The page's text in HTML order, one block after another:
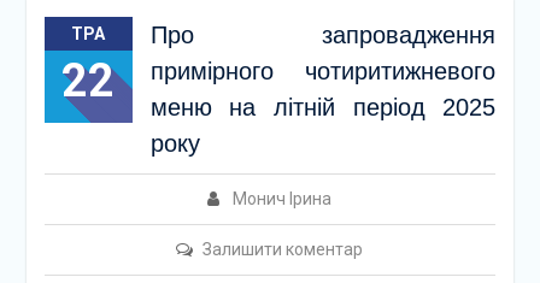
ТРА
22
Про запровадження
примірного чотиритижневого
меню на літній період 2025
року
Монич Ірина
Залишити коментар